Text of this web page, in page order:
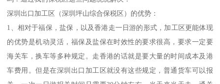
深圳出口加工区（深圳坪山综合保税区）的优势：
1、相对于福保，盐保，以及香港走一日游的形式，加工区更能体现
的优势是机动灵活，福保及盐保在时效性的要求很高，要求一定要
海关车，换车等多种规定。走香港的话就是要大量的时间成本及港
车费用。但是在深圳出口加工区就没有这些规定，普通货车可以报